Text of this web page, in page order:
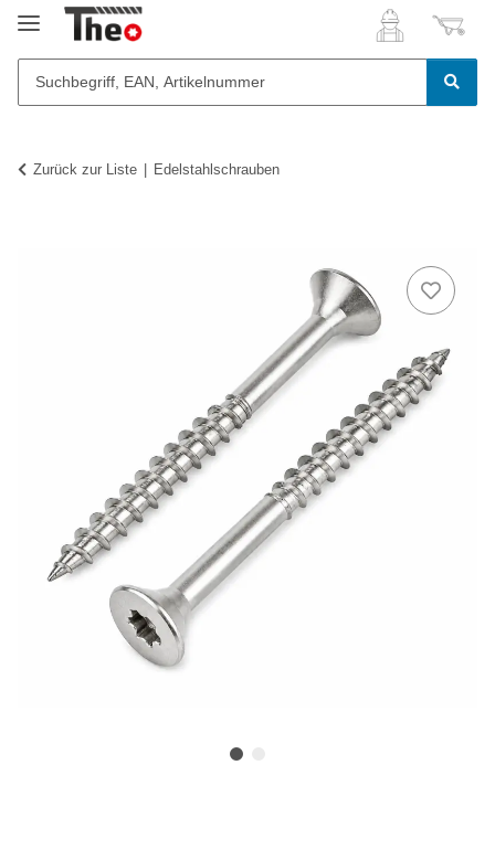
Zurück zur Liste Edelstahlschrauben